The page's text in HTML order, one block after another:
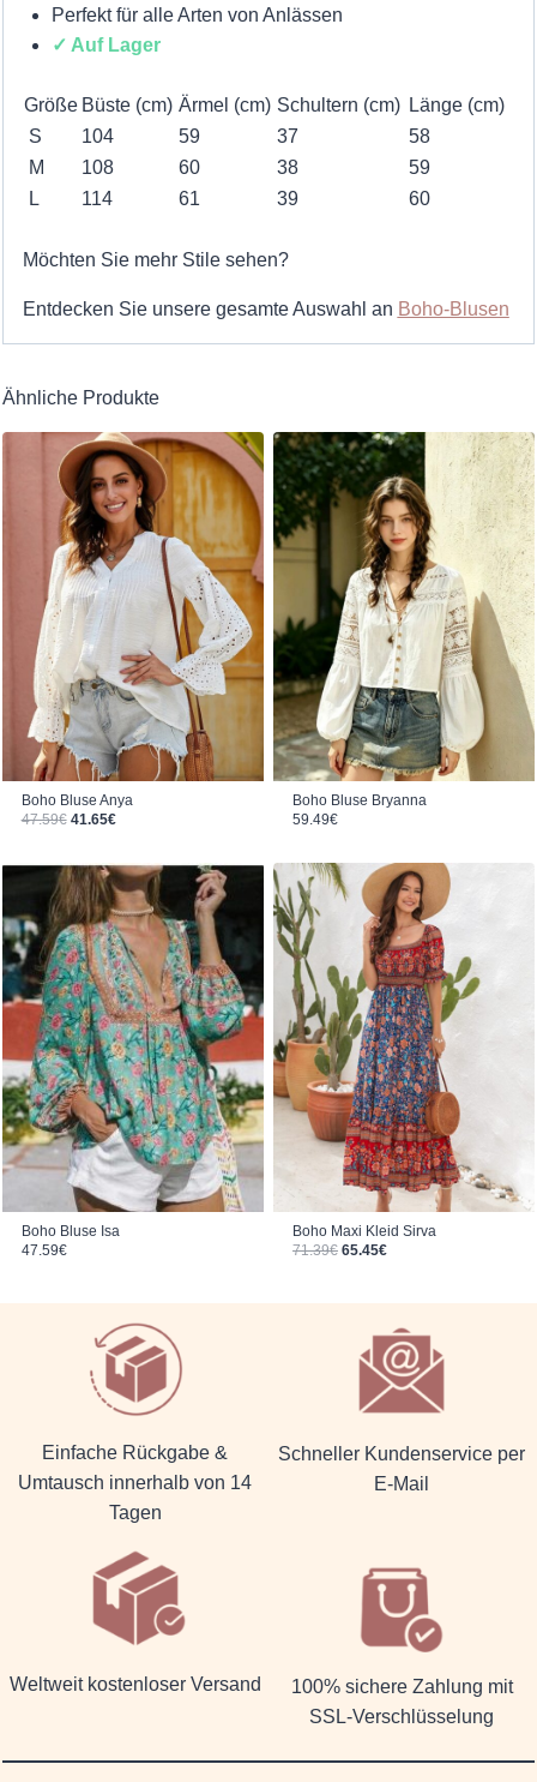
Perfekt für alle Arten von Anlässen
✓ Auf Lager
Größe Büste (cm) Ärmel (cm) Schultern (cm)
Länge (cm)
S
104 59 37
58
M
108 60 38
59
L
114 61 39 60
Möchten Sie mehr Stile sehen?
Entdecken Sie unsere gesamte Auswahl an Boho-Blusen
Ähnliche Produkte
Boho Bluse Anya
47.59€ Ursprünglicher Preis war: 47.59€
41.65€Aktueller Preis ist: 41.65€.
Boho Bluse Bryanna
59.49€
Boho Bluse Isa
47.59€
Boho Maxi Kleid Sirva
71.39€ Ursprünglicher Preis war: 71.39€
65.45€Aktueller Preis ist: 65.45€.
Einfache Rückgabe &
Umtausch innerhalb von 14
Tagen
Schneller Kundenservice per
E-Mail
Weltweit kostenloser Versand
100% sichere Zahlung mit
SSL-Verschlüsselung